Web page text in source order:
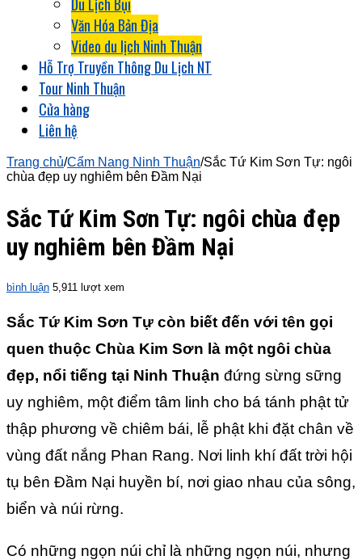
Văn Hóa Bản Địa
Video du lịch Ninh Thuận
Hỗ Trợ Truyền Thông Du Lịch NT
Tour Ninh Thuận
Cửa hàng
Liên hệ
Trang chủ/Cẩm Nang Ninh Thuận/Sắc Tứ Kim Sơn Tự: ngôi
chùa đẹp uy nghiêm bên Đầm Nại
Sắc Tứ Kim Sơn Tự: ngôi chùa đẹp
uy nghiêm bên Đầm Nại
bình luận 5,911 lượt xem
Sắc Tứ Kim Sơn Tự còn biết đến với tên gọi
quen thuộc Chùa Kim Sơn là một ngôi chùa
đẹp, nổi tiếng tại Ninh Thuận đứng sừng sững
uy nghiêm, một điểm tâm linh cho bá tánh phật tử
thập phương về chiêm bái, lễ phật khi đặt chân về
vùng đất nắng Phan Rang. Nơi linh khí đất trời hội
tụ bên Đầm Nại huyền bí, nơi giao nhau của sông,
biển và núi rừng.
Có những ngọn núi chỉ là những ngọn núi, nhưng